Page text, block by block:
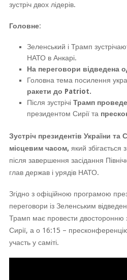
зустріч двох лідерів.
Головне:
Зеленський і Трамп
НАТО в Анкарі.
На переговори відведена
Головна тема посилення
ракети до Patriot.
Після зустрічі Трамп проведе
президентом Сирії та
Зустріч президентів України
місцевим часом, який
після завершення засідання
глав держав і урядів НАТО.
Згідно з офіційною програмою
переговори із Зеленським
Трамп має провести двосторонню
Сирії, а о 16:15 –
участь у саміті.